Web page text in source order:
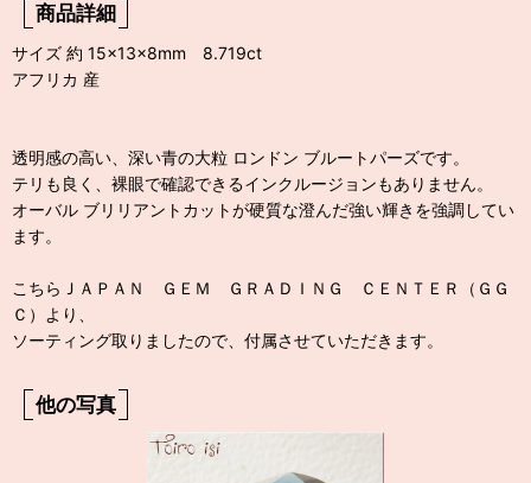
商品詳細
サイズ 約 15×13×8mm 8.719ct
アフリカ 産
透明感の高い、深い青の大粒 ロンドン ブルートパーズです。
テリも良く、裸眼で確認できるインクルージョンもありません。
オーバル ブリリアントカットが硬質な澄んだ強い輝きを強調してい
ます。
こちらＪＡＰＡＮ ＧＥＭ ＧＲＡＤＩＮＧ ＣＥＮＴＥＲ（ＧＧ
Ｃ）より、
ソーティング取りましたので、付属させていただきます。
他の写真